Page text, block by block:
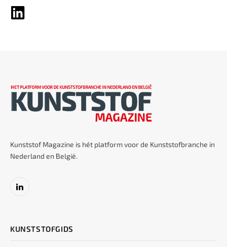
Kunststof Magazine is hét platform voor de Kunststofbranche in
Nederland en België.
LinkedIn
KUNSTSTOFGIDS